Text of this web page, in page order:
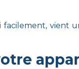
vient